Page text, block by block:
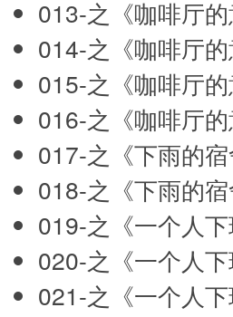
013-之《咖啡厅
014-之《咖啡厅
015-之《咖啡厅
016-之《咖啡厅
017-之《下雨的
018-之《下雨的
019-之《一个人
020-之《一个人
021-之《一个人